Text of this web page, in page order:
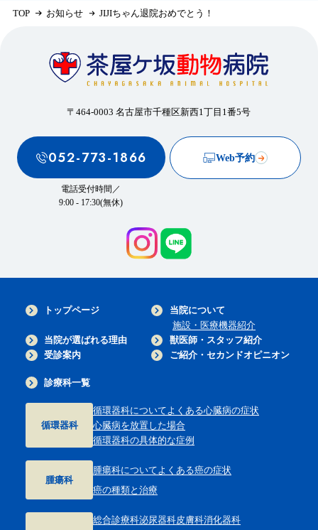
TOP お知らせ JIJIちゃん退院おめでとう！
〒464-0003 名古屋市千種区新西1丁目1番5号
052-773-1866
電話受付時間／
9:00 - 17:30(無休)
Web予約
トップページ
当院について
施設・医療機器紹介
当院が選ばれる理由
獣医師・スタッフ紹介
受診案内
ご紹介・セカンドオピニオン
診療科一覧
循環器科
循環器科についてよくある心臓病の症状
心臓病を放置した場合
循環器科の具体的な症例
腫瘍科
腫瘍科についてよくある癌の症状
癌の種類と治療
総合診療科泌尿器科皮膚科消化器科